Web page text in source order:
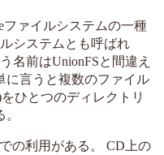
ファイルシステムの一種
システムとも呼ばれ
名前はUnionFSと間違え
に言うと複数のファイル
ひとつのディレクトリ
の利用がある。 CD上の